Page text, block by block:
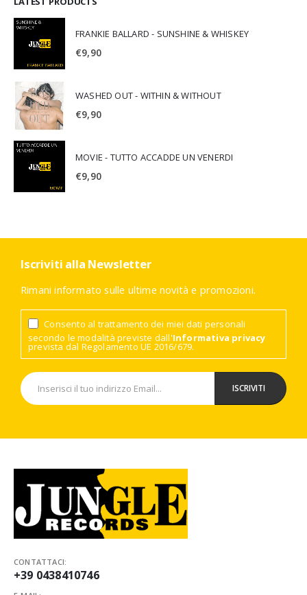
FRANKIE BALLARD - SUNSHINE & WHISKEY
€9,90
WASHED OUT - WITHIN & WITHOUT
€9,90
MOVIE - TUTTO ACCADDE UN VENERDI
€9,90
Iscriviti alla Newsletter
Rimani informato sulle ultime novità e promozioni.
Consento al trattamento dei miei dati personali
secondo le modalità previste dall'Informativa privacy
prevista dal Regolamento UE 2016/679.
CONTATTACI:
+39 0438410746